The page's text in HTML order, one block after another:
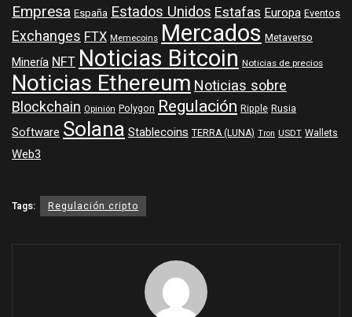
Empresa España Estados UnidosEstafasEuropa Eventos
ExchangesFTX Memecoins Mercados Metaverso
MineríaNFTNoticias Bitcoin Noticias de precios
Noticias EthereumNoticias sobre
Blockchain Opinión Polygon Regulación Ripple Rusia
SoftwareSolanaStablecoins TERRA (LUNA) Tron USDT Wallets
Web3
Tags: Regulación cripto